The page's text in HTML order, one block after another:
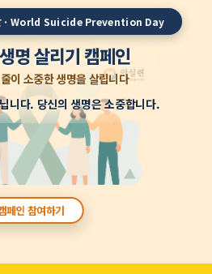
· World Suicide Prevention Day
생명 살리기 캠페인
이 소중한 생명을 살립니다
니다. 당신의 생명은 소중합니다.
페인 참여하기